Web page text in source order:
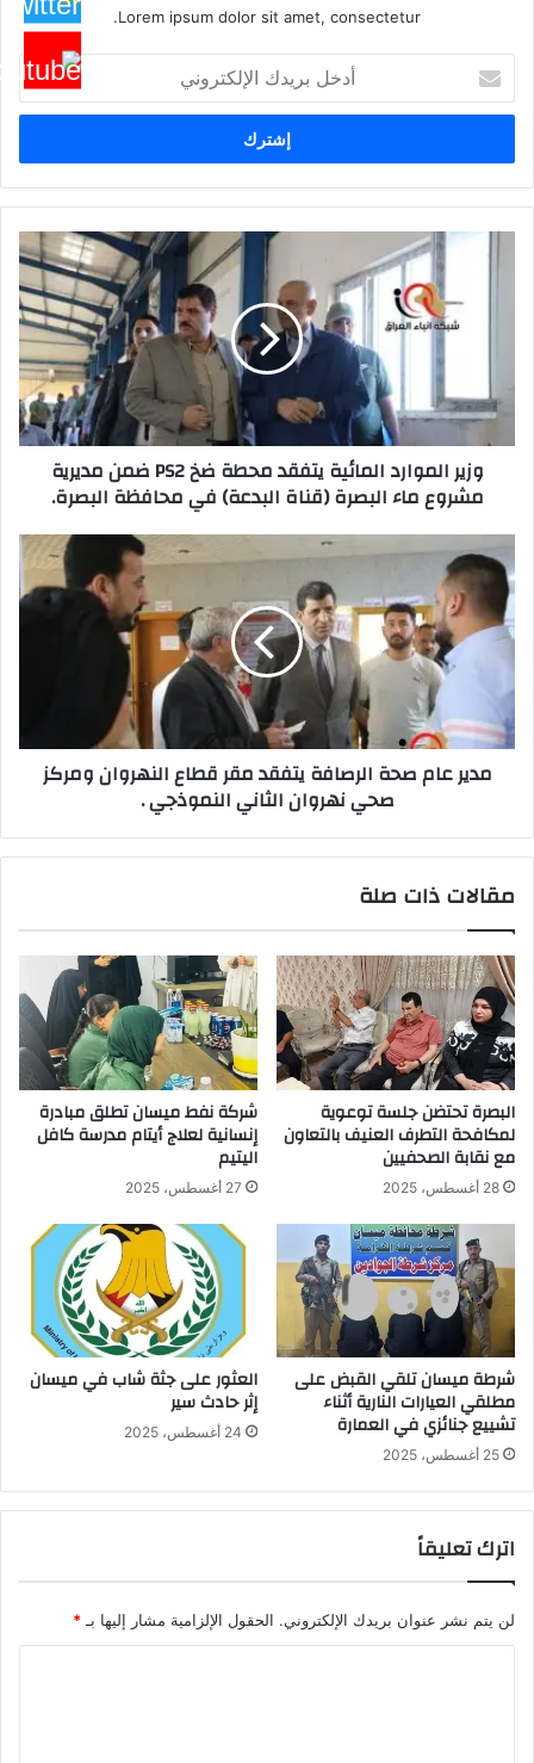
Lorem ipsum dolor sit amet, consectetur.
بريدك
الإلكتروني
ضمن
مديرية
مشروع
البدعة)
في
محافظة
البصرة.
وزير الموارد المائية يتفقد محطة ضخ PS2 ضمن مديرية
مشروع ماء البصرة (قناة البدعة) في محافظة البصرة.
مدير
عام
صحة
الرصافة
يتفقد
مقر
قطاع
النهروان
ومركز
صحيمدير عام صحة الرصافة يتفقد مقر قطاع النهروان ومركز
صحي نهروان الثاني النموذجي .
مقالات ذات صلة
البصرة تحتضن جلسة توعوية
لمكافحة التطرف العنيف بالتعاون
مع نقابة الصحفيين
28 أغسطس، 2025
شركة نفط ميسان تطلق مبادرة
إنسانية لعلاج أيتام مدرسة كافل
اليتيم
27 أغسطس، 2025
شرطة ميسان تلقي القبض على
مطلقي العيارات النارية أثناء
تشييع جنائزي في العمارة
25 أغسطس، 2025
العثور على جثة شاب في ميسان
إثر حادث سير
24 أغسطس، 2025
اترك تعليقاً
لن يتم نشر عنوان بريدك الإلكتروني. الحقول الإلزامية مشار إليها بـ*